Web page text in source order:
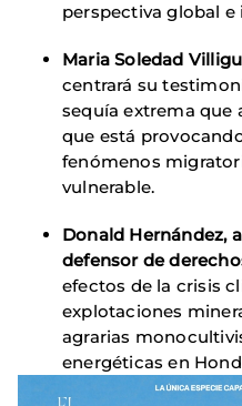
perspectiva global e
Maria Soledad
centrará su
sequía extrema que
que está
fenómenos
vulnerable.
Donald Hernández,
defensor de
efectos de la crisis
explotaciones
agrarias
energéticas en